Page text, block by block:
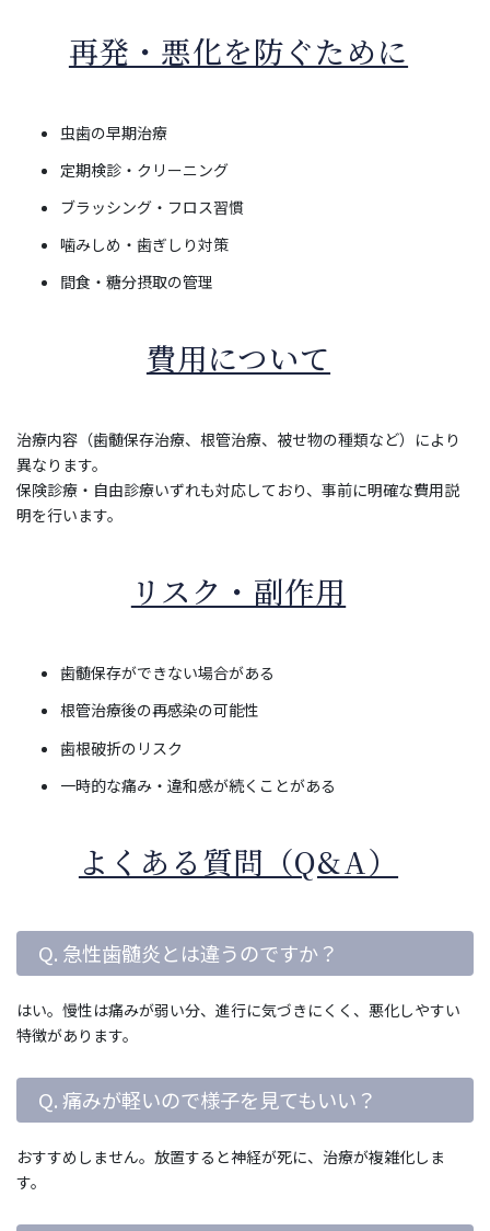
再発・悪化を防ぐために
虫歯の早期治療
定期検診・クリーニング
ブラッシング・フロス習慣
噛みしめ・歯ぎしり対策
間食・糖分摂取の管理
費用について
治療内容（歯髄保存治療、根管治療、被せ物の種類など）により
異なります。
保険診療・自由診療いずれも対応しており、事前に明確な費用説
明を行います。
リスク・副作用
歯髄保存ができない場合がある
根管治療後の再感染の可能性
歯根破折のリスク
一時的な痛み・違和感が続くことがある
よくある質問（Q&A）
Q. 急性歯髄炎とは違うのですか？
はい。慢性は痛みが弱い分、進行に気づきにくく、悪化しやすい
特徴があります。
Q. 痛みが軽いので様子を見てもいい？
おすすめしません。放置すると神経が死に、治療が複雑化しま
す。